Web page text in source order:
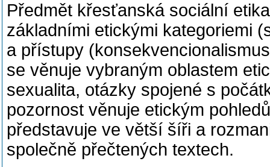
Předmět křesťanská sociální
základními etickými kategoriemi
a přístupy
se věnuje vybraným oblastem
sexualita, otázky spojené s
pozornost věnuje etickým
představuje ve větší šíři a
společně přečtených textech.